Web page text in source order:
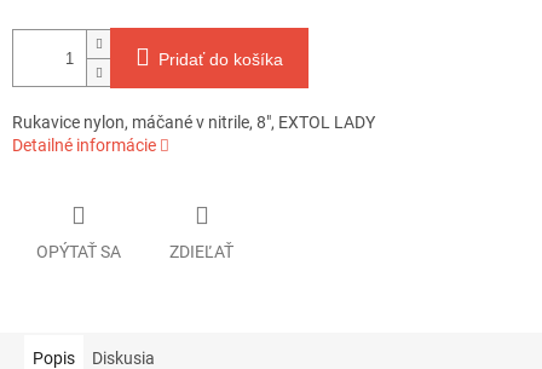
Pridať do košíka
Rukavice nylon, máčané v nitrile, 8", EXTOL LADY
Detailné informácie
OPÝTAŤ SA ZDIEĽAŤ
Popis Diskusia